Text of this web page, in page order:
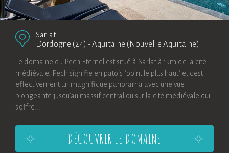
Sarlat
Dordogne (24) -Aquitaine (Nouvelle Aquitaine)
Le domaine du Pech Eternel est situé à Sarlat à 1km de la cité
médiévale. Pech signifie en patois "point le plus haut" et c'est
effectivement un magnifique panorama avec une vue
plongeante jusqu'au massif central ou sur la cité médiévale qui
s'offre...
DÉCOUVRIR LE DOMAINE